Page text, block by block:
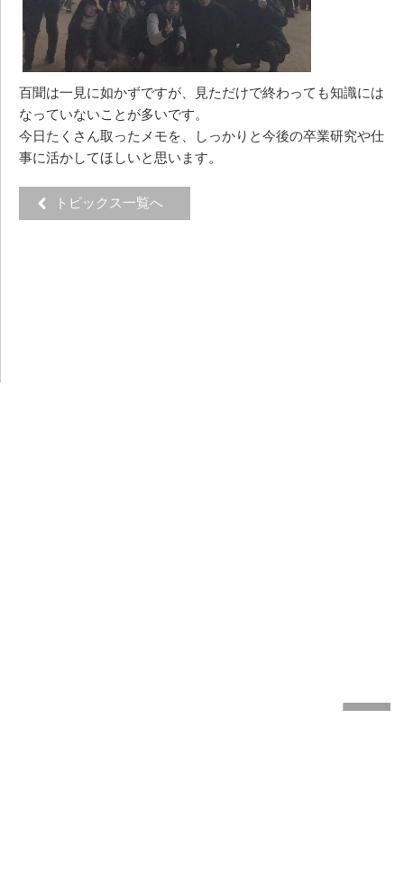
百聞は一見に如かずですが、見ただけで終わっても知識には
なっていないことが多いです。
今日たくさん取ったメモを、しっかりと今後の卒業研究や仕
事に活かしてほしいと思います。
トピックス一覧へ